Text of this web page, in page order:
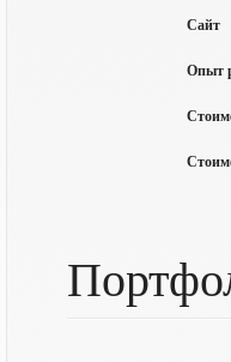
Сайт
Опыт